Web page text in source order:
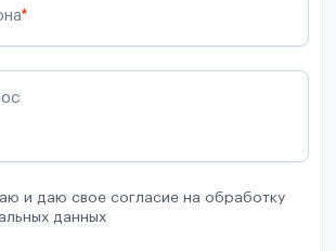
*
и даю свое согласие на обработку
данных